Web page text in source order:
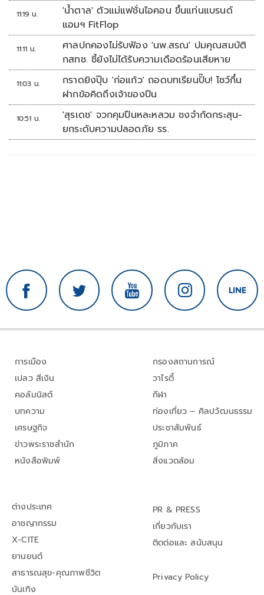
11:19 น.
'น้ำตาล' ตัวแม่แฟชั่นไอคอน ขึ้นแท่นแบรนด์
แอมฯ FitFlop
11:11 น.
ศาลปกคองไม่รับฟ้อง 'นพ.สรณ' ปมคุณสมบัติ
กสทช. ชี้ยังไม่ได้รับความเดือดร้อนเสียหาย
11:03 น.
กราดยิงปุ๊บ 'ก่อแก้ว' ถอดบทเรียนปั๊บ! โชว์กึ๋น
ฝากข้อคิดถึงเจ้าของปืน
10:51 น.
'สุรเดช' จวกคุมปืนหละหลวม ชงจำกัดกระสุน-
ยกระดับความปลอดภัย รร.
การเมือง
เปลว สีเงิน
คอลัมนิสต์
บทความ
เศรษฐกิจ
ข่าวพระราชสำนัก
หนังสือพิมพ์
กรองสถานการณ์
วาไรตี้
กีฬา
ท่องเที่ยว – ศิลปวัฒนธรรม
ประชาสัมพันธ์
ภูมิภาค
สิ่งแวดล้อม
ต่างประเทศ
อาชญากรรม
X-CITE
ยานยนต์
สาธารณสุข-คุณภาพชีวิต
บันเทิง
PR & PRESS
เกี่ยวกับเรา
ติดต่อและ สนับสนุน
Privacy Policy